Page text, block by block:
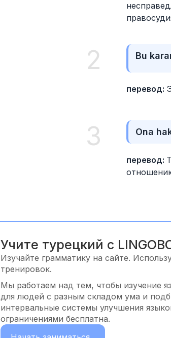
2 Bu
перевод:
3 Ona
перевод:
Учите турецкий с
Изучайте грамматику на сайте.
тренировок.
Мы работаем над тем, чтобы изучение
для людей с разным складом ума и
интервальные системы улучшения
ограничениями бесплатна.